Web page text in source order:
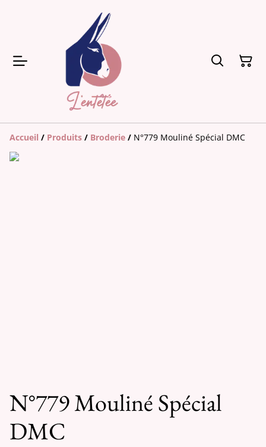
Accueil / Produits / Broderie / N°779 Mouliné Spécial DMC
N°779 Mouliné Spécial
DMC